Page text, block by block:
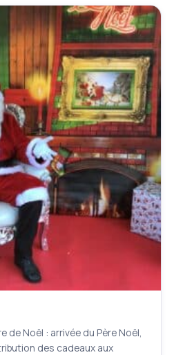
de Noël : arrivée du Père Noël,
des cadeaux aux